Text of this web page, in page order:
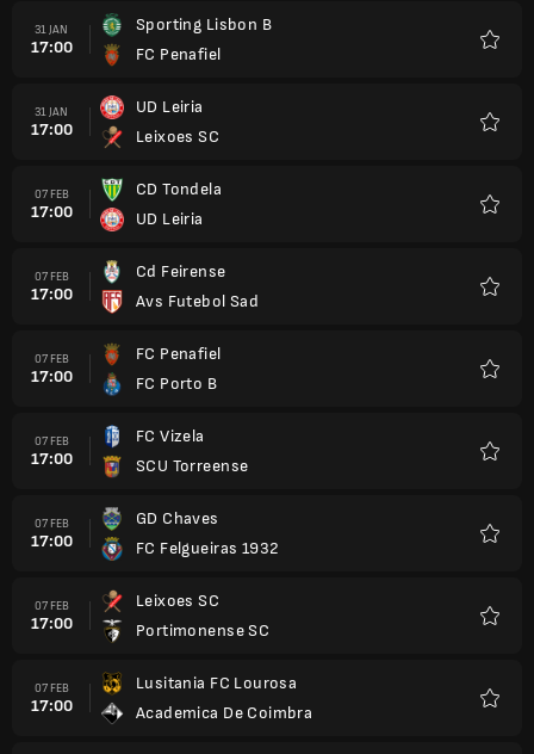
31 JAN
17:00
Sporting Lisbon B
FC Penafiel
31 JAN
17:00
UD Leiria
Leixoes SC
07 FEB
17:00
CD Tondela
UD Leiria
07 FEB
17:00
Cd Feirense
Avs Futebol Sad
07 FEB
17:00
FC Penafiel
FC Porto B
07 FEB
17:00
FC Vizela
SCU Torreense
07 FEB
17:00
GD Chaves
FC Felgueiras 1932
07 FEB
17:00
Leixoes SC
Portimonense SC
07 FEB
17:00
Lusitania FC Lourosa
Academica De Coimbra